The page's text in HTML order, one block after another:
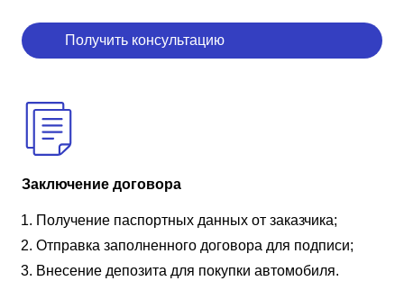
Получить консультацию
Заключение договора
Получение паспортных данных от заказчика;
Отправка заполненного договора для подписи;
Внесение депозита для покупки автомобиля.